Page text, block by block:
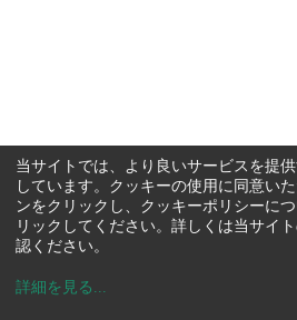
当サイトでは、より良いサービスを提
しています。クッキーの使用に同意い
ンをクリックし、クッキーポリシーに
リックしてください。詳しくは当サイ
認ください。
詳細を見る ...